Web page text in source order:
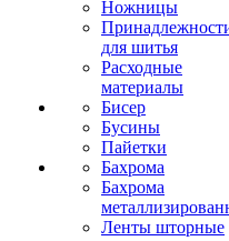
Ножницы
для шитья
Расходные
материалы
Бисер
Бусины
Пайетки
Бахрома
Бахрома
Ленты шторные